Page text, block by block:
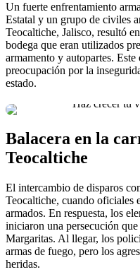
Un fuerte enfrentamiento
Estatal y un grupo de civiles
Teocaltiche, Jalisco, resultó
bodega que eran utilizados
armamento y autopartes.
preocupación por la
estado.
Balacera en la
Teocaltiche
El intercambio de disparos
Teocaltiche, cuando oficiales
armados. En respuesta, los
iniciaron una persecución
Margaritas. Al llegar, los
armas de fuego, pero los
heridas.